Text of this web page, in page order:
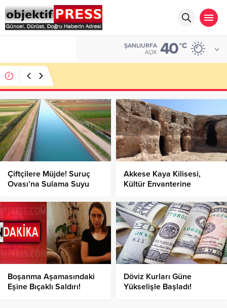
ŞANLIURFA
AÇIK 40°C
Çiftçilere Müjde! Suruç
Ovası’na Sulama Suyu
Akkese Kaya Kilisesi,
Kültür Envanterine
Boşanma Aşamasındaki
Eşine Bıçaklı Saldırı!
Döviz Kurları Güne
Yükselişle Başladı!